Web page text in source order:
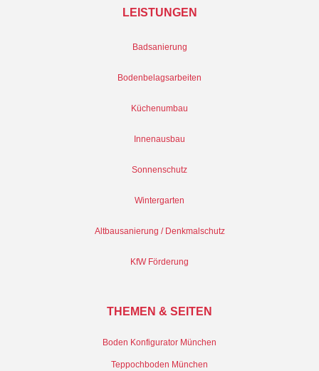
LEISTUNGEN
Badsanierung
Bodenbelagsarbeiten
Küchenumbau
Innenausbau
Sonnenschutz
Wintergarten
Altbausanierung / Denkmalschutz
KfW Förderung
THEMEN & SEITEN
Boden Konfigurator München
Teppochboden München